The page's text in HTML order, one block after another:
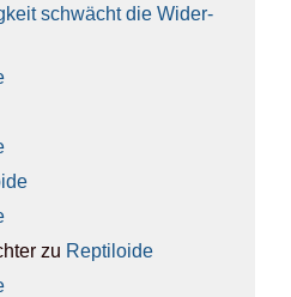
schwächt die Wider­
zu Rep­ti­lo­ide